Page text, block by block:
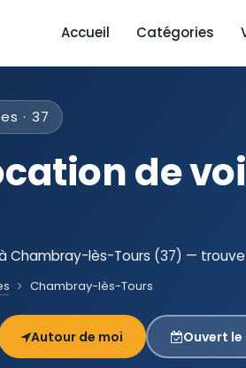
Accueil Catégories
· 37
de
lès-Tours (37) —
Chambray-lès-Tours
Autour de moi Ouvert